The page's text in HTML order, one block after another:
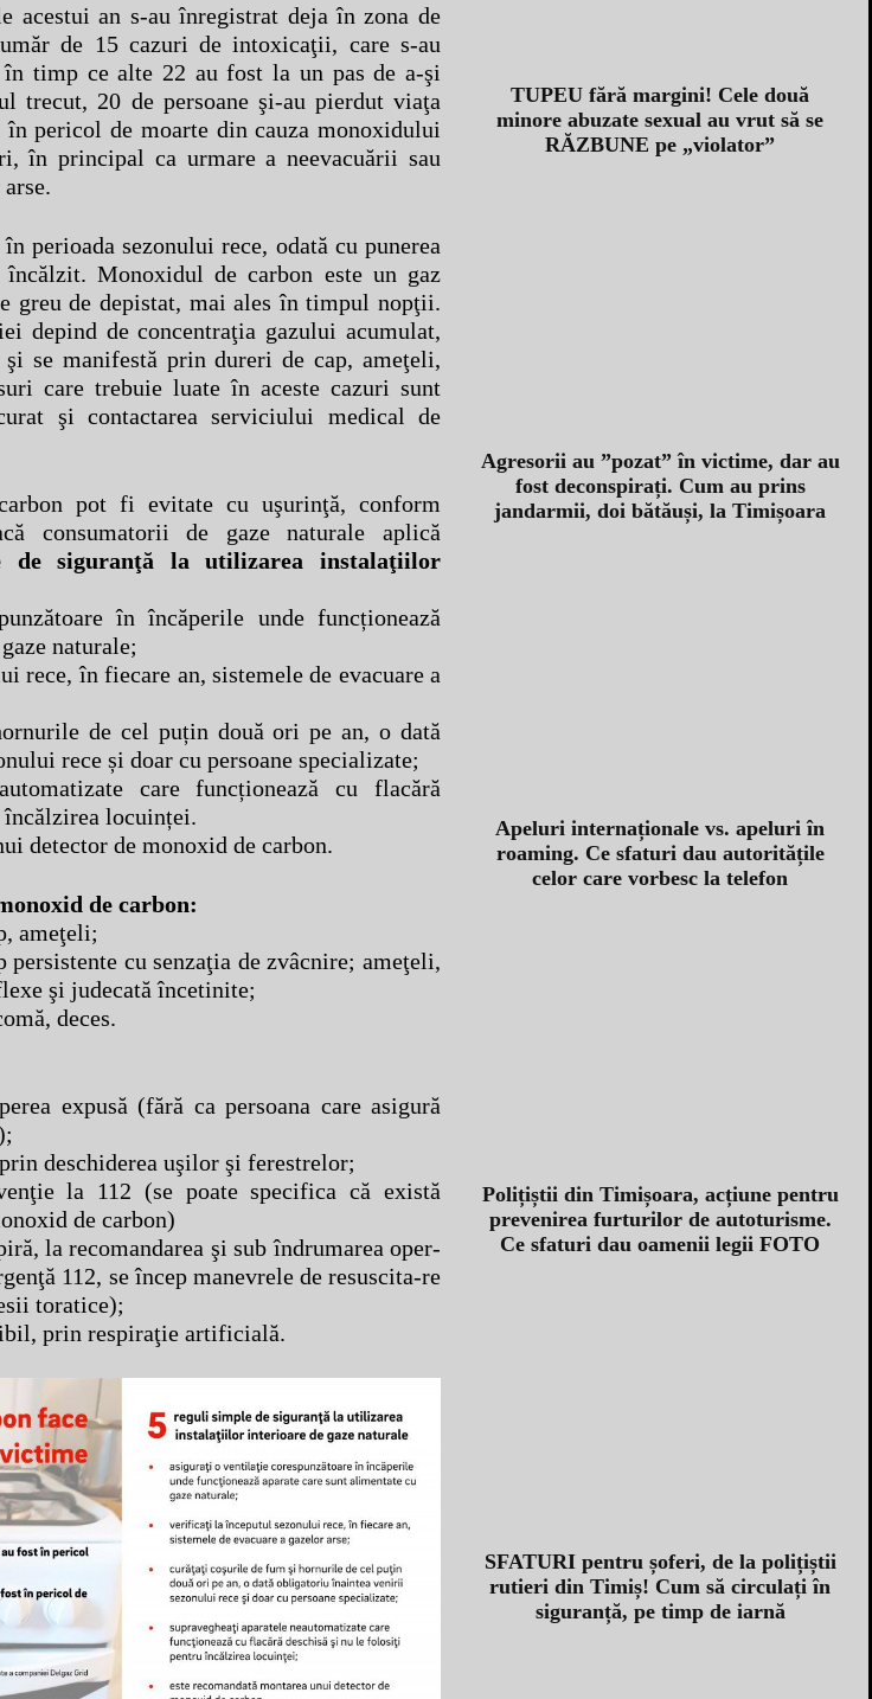
acestui an s-au înregistrat deja în zona de
de 15 cazuri de intoxicaţii, care s-au
în timp ce alte 22 au fost la un pas de a-şi
trecut, 20 de persoane şi-au pierdut viaţa
pericol de moarte din cauza monoxidului
în principal ca urmare a neevacuării sau
perioada sezonului rece, odată cu punerea
Monoxidul de carbon este un gaz
greu de depistat, mai ales în timpul nopţii.
depind de concentraţia gazului acumulat,
se manifestă prin dureri de cap, ameţeli,
care trebuie luate în aceste cazuri sunt
şi contactarea serviciului medical de
pot fi evitate cu uşurinţă, conform
consumatorii de gaze naturale aplică
de siguranţă la utilizarea instalaţiilor
în încăperile unde funcționează
naturale;
rece, în fiecare an, sistemele de evacuare a
de cel puțin două ori pe an, o dată
rece și doar cu persoane specializate;
care funcționează cu flacără
locuinței.
detector de monoxid de carbon.
de carbon:
ameţeli;
persistente cu senzaţia de zvâcnire; ameţeli,
şi judecată încetinite;
deces.
expusă (fără ca persoana care asigură
deschiderea uşilor şi ferestrelor;
la 112 (se poate specifica că există
de carbon)
la recomandarea şi sub îndrumarea oper-
112, se încep manevrele de resuscita-re
toratice);
prin respiraţie artificială.
TUPEU fără margini! Cele două
minore abuzate sexual au vrut să se
RĂZBUNE pe „violator”
Agresorii au ”pozat” în victime, dar au
fost deconspirați. Cum au prins
jandarmii, doi bătăuși, la Timișoara
Apeluri internaționale vs. apeluri în
roaming. Ce sfaturi dau autoritățile
celor care vorbesc la telefon
Polițiștii din Timișoara, acțiune pentru
prevenirea furturilor de autoturisme.
Ce sfaturi dau oamenii legii FOTO
SFATURI pentru șoferi, de la polițiștii
rutieri din Timiș! Cum să circulați în
siguranță, pe timp de iarnă